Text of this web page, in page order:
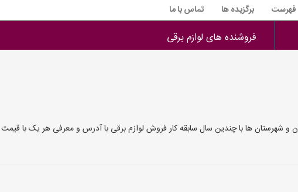
فهرست برگزیده ها تماس با ما
فروشنده های لوازم برقی
و شهرستان ها با چندین سال سابقه کار فروش لوازم برقی با آدرس و معرفی هر یک با قیمت